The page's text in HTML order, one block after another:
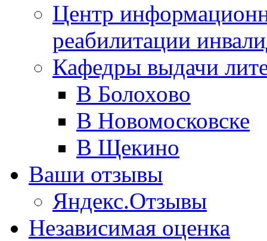
Центр
реабилитации
Кафедры выдачи
В Болохово
В Новомосковске
В Щекино
Ваши отзывы
Яндекс.Отзывы
Независимая оценка